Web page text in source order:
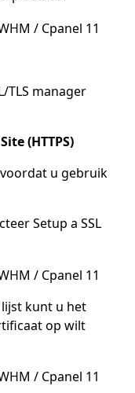
TLS manager
(HTTPS)
u gebruik
Setup a SSL
kunt u het
op wilt